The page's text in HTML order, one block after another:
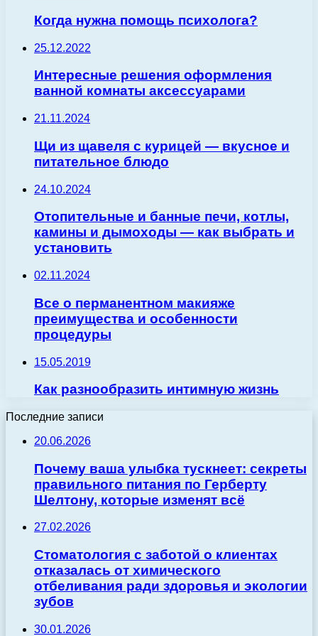
Когда нужна помощь психолога?
25.12.2022
Интересные решения оформления
ванной комнаты аксессуарами
21.11.2024
Щи из щавеля с курицей — вкусное и
питательное блюдо
24.10.2024
Отопительные и банные печи, котлы,
камины и дымоходы — как выбрать и
установить
02.11.2024
Все о перманентном макияже
преимущества и особенности
процедуры
15.05.2019
Как разнообразить интимную жизнь
Последние записи
20.06.2026
Почему ваша улыбка тускнеет: секреты
правильного питания по Герберту
Шелтону, которые изменят всё
27.02.2026
Стоматология с заботой о клиентах
отказалась от химического
отбеливания ради здоровья и экологии
зубов
30.01.2026